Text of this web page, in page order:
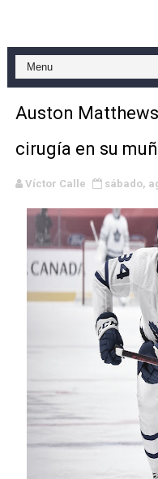
Canadian Elite
Canadian Football
EFA y AFLE 2026 -
WWE NXT - Myles
Grandes éxitos por
Campeonato de
Campeonato de
Mundial de lacrosse
Máxima celebración
Mundial de esgrima
Auston
cirugía en su
Víctor Calle sábado,